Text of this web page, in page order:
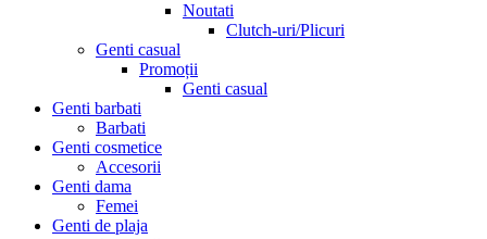
Noutati
Clutch-uri/Plicuri
Genti casual
Promoții
Genti casual
Genti barbati
Barbati
Genti cosmetice
Accesorii
Genti dama
Femei
Genti de plaja